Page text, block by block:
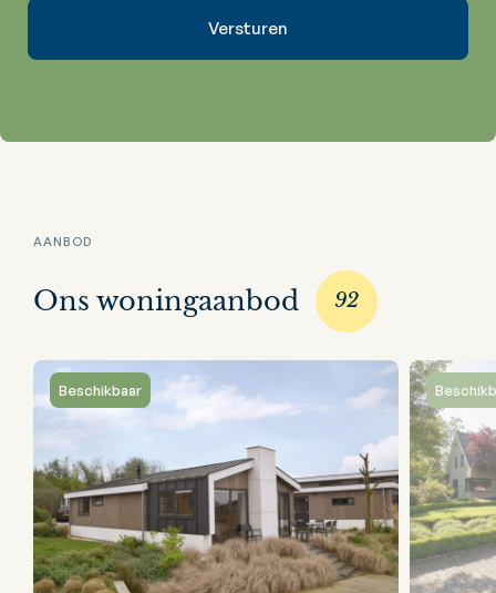
AANBOD
Ons woningaanbod 92
Beschikbaar